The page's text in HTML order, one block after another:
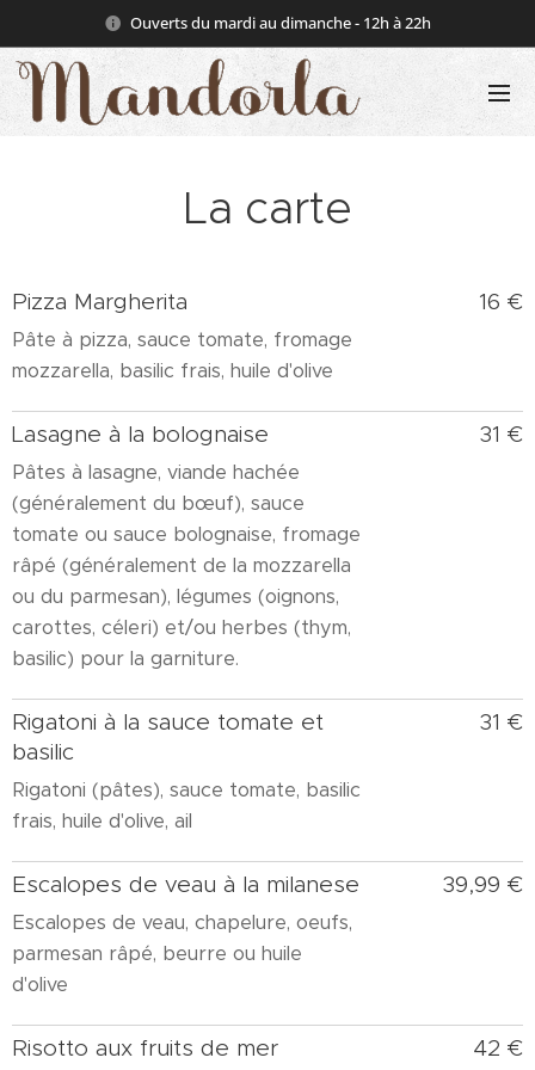
Ouverts du mardi au dimanche - 12h à 22h
La carte
Pizza Margherita
Pâte à pizza, sauce tomate, fromage
mozzarella, basilic frais, huile d'olive
16 €
Lasagne à la bolognaise
Pâtes à lasagne, viande hachée
(généralement du bœuf), sauce
tomate ou sauce bolognaise, fromage
râpé (généralement de la mozzarella
ou du parmesan), légumes (oignons,
carottes, céleri) et/ou herbes (thym,
basilic) pour la garniture.
31 €
Rigatoni à la sauce tomate et
basilic
Rigatoni (pâtes), sauce tomate, basilic
frais, huile d'olive, ail
31 €
Escalopes de veau à la milanese
Escalopes de veau, chapelure, oeufs,
parmesan râpé, beurre ou huile
d'olive
39,99 €
Risotto aux fruits de mer 42 €